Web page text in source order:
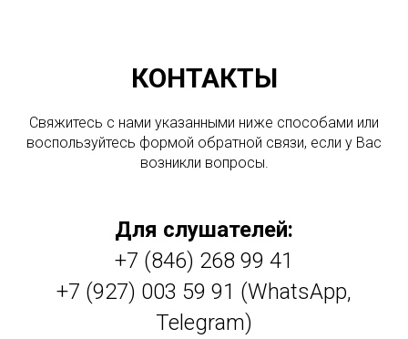
КОНТАКТЫ
Свяжитесь с нами указанными ниже способами или
воспользуйтесь формой обратной связи, если у Вас
возникли вопросы.
Для слушателей:
+7 (846) 268 99 41
+7 (927) 003 59 91 (WhatsApp,
Telegram)